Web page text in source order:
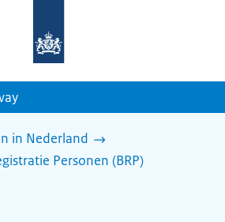
homepage
in Nederland
Personen (BRP)